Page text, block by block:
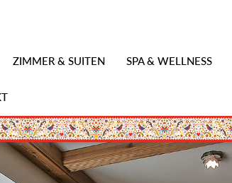
ZIMMER & SUITEN SPA & WELLNESS